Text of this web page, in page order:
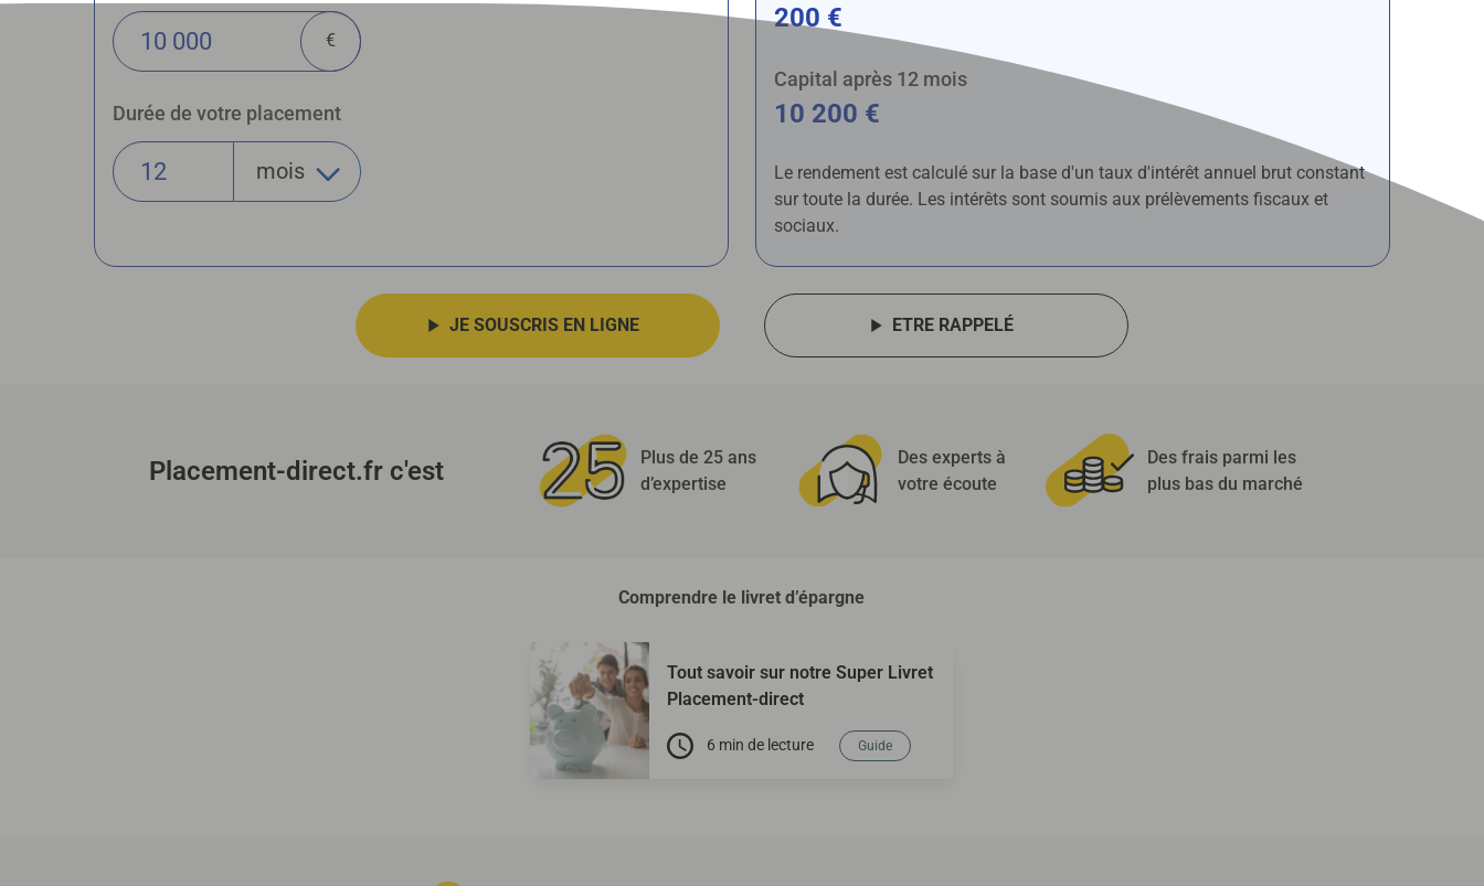
€
Durée de votre placement
200 €
Capital après 12 mois
10 200 €
Le rendement est calculé sur la base d'un taux d'intérêt annuel brut constant
sur toute la durée. Les intérêts sont soumis aux prélèvements fiscaux et
sociaux.
JE SOUSCRIS EN LIGNE ETRE RAPPELÉ
Placement-direct.fr c'est
Plus de 25 ans
d’expertise
Des experts à
votre écoute
Des frais parmi les
plus bas du marché
Comprendre le livret d’épargne
Tout savoir sur notre Super Livret
Placement-direct
6 min de lecture Guide